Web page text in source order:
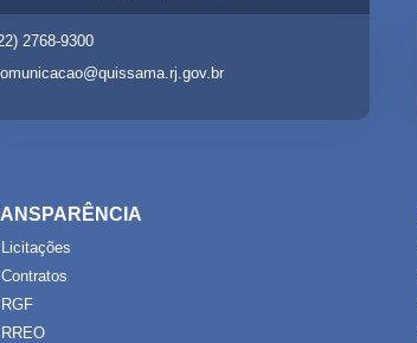
2768-9300
Licitações
Contratos
RGF
RREO